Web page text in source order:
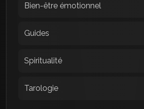
Bien-être émotionnel
Guides
Spiritualité
Tarologie